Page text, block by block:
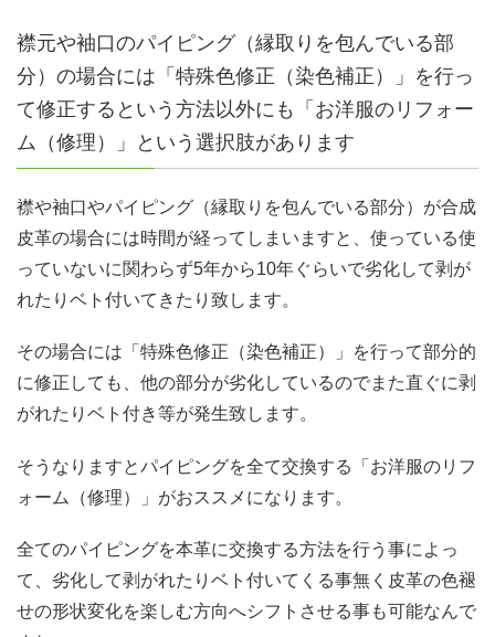
襟元や袖口のパイピング（縁取りを包んでいる部
分）の場合には「特殊色修正（染色補正）」を行っ
て修正するという方法以外にも「お洋服のリフォー
ム（修理）」という選択肢があります
襟や袖口やパイピング（縁取りを包んでいる部分）が合成
皮革の場合には時間が経ってしまいますと、使っている使
っていないに関わらず5年から10年ぐらいで劣化して剥が
れたりベト付いてきたり致します。
その場合には「特殊色修正（染色補正）」を行って部分的
に修正しても、他の部分が劣化しているのでまた直ぐに剥
がれたりベト付き等が発生致します。
そうなりますとパイピングを全て交換する「お洋服のリフ
ォーム（修理）」がおススメになります。
全てのパイピングを本革に交換する方法を行う事によっ
て、劣化して剥がれたりベト付いてくる事無く皮革の色褪
せの形状変化を楽しむ方向へシフトさせる事も可能なんで